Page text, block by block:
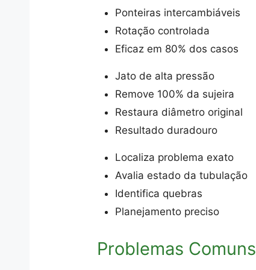
Ponteiras intercambiáveis
Rotação controlada
Eficaz em 80% dos casos
Jato de alta pressão
Remove 100% da sujeira
Restaura diâmetro original
Resultado duradouro
Localiza problema exato
Avalia estado da tubulação
Identifica quebras
Planejamento preciso
Problemas Comuns